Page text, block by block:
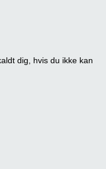
dig, hvis du ikke kan